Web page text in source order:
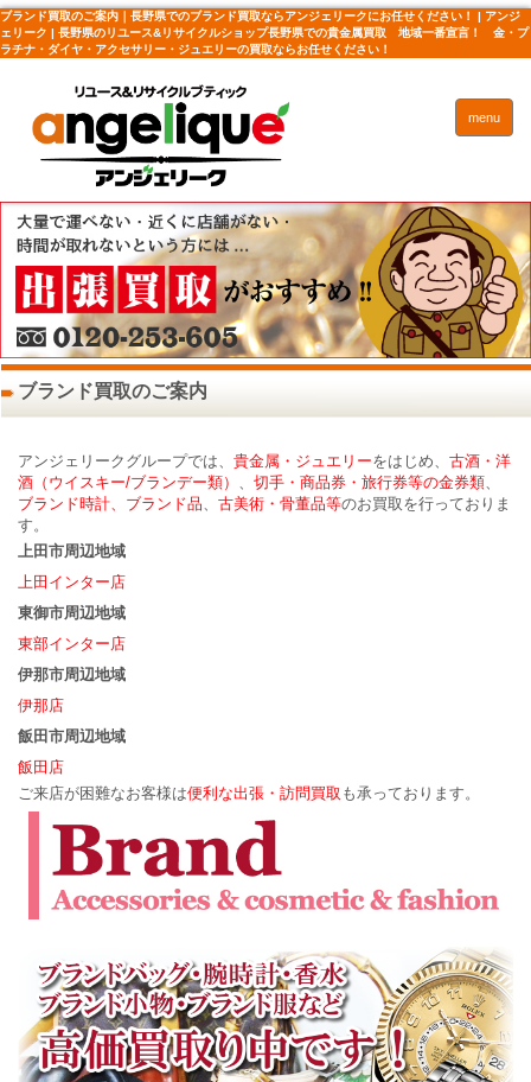
ブランド買取のご案内｜長野県でのブランド買取ならアンジェリークにお任せください！ | アンジ
ェリーク | 長野県のリユース&リサイクルショップ長野県での貴金属買取 地域一番宣言！ 金・プ
ラチナ・ダイヤ・アクセサリー・ジュエリーの買取ならお任せください！
menu
ブランド買取のご案内
アンジェリークグループでは、 貴金属・ジュエリーをはじめ、 古酒・洋
酒（ウイスキー/ブランデー類）
切手・商品券・旅行券等の金券類
ブランド時計、ブランド品
古美術・骨董品等のお買取を行っておりま
す。
上田市周辺地域
上田インター店
東御市周辺地域
東部インター店
伊那市周辺地域
伊那店
飯田市周辺地域
飯田店
ご来店が困難なお客様は便利な出張・訪問買取 も承っております。